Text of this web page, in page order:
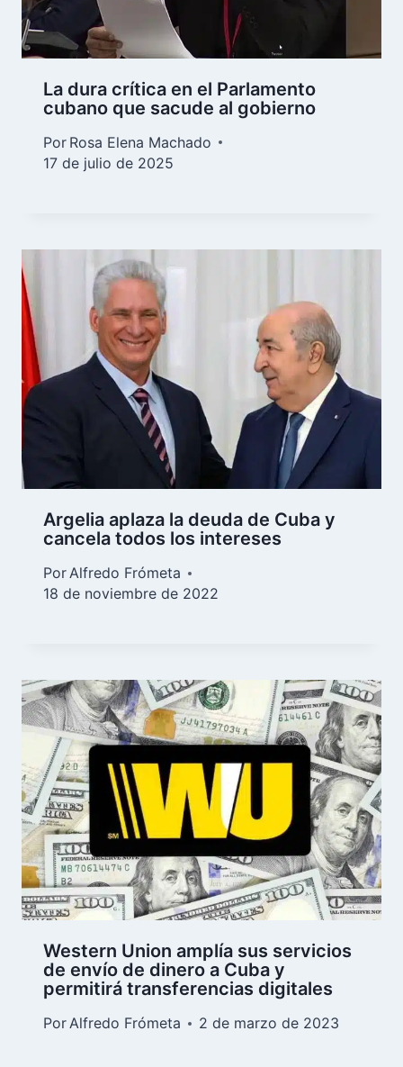
La dura crítica en el Parlamento
cubano que sacude al gobierno
Por Rosa Elena Machado
17 de julio de 2025
Argelia aplaza la deuda de Cuba y
cancela todos los intereses
PorAlfredo Frómeta
18 de noviembre de 2022
Western Union amplía sus servicios
de envío de dinero a Cuba y
permitirá transferencias digitales
PorAlfredo Frómeta 2 de marzo de 2023